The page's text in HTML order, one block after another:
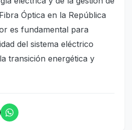
Óptica en la República
es fundamental para
del sistema eléctrico
transición energética y